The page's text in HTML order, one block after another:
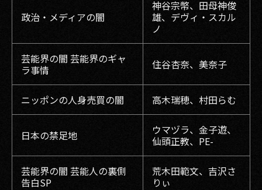
政治・メディアの闇
神谷宗幣、田母神俊
雄、デヴィ・スカル
ノ
芸能界の闇 芸能界のギャ
ラ事情
住谷杏奈、美奈子
ニッポンの人身売買の闇 高木瑞穂、村田らむ
日本の禁足地
ウマヅラ、金子遊、
仙頭正教、PE-
芸能界の闇 芸能人の裏側
告白SP
荒木田範文、吉沢さ
りぃ